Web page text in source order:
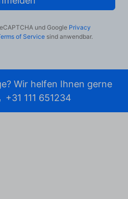
und Google Privacy
of Servicesind anwendbar.
Wir helfen Ihnen gerne
+31 111 651234